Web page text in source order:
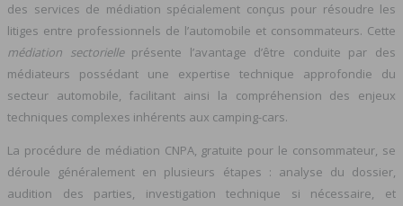
des services de médiation spécialement conçus pour résoudre les
litiges entre professionnels de l’automobile et consommateurs. Cette
médiation sectorielleprésente l’avantage d’être conduite par des
médiateurs possédant une expertise technique approfondie du
secteur automobile, facilitant ainsi la compréhension des enjeux
techniques complexes inhérents aux camping-cars.
La procédure de médiation CNPA, gratuite pour le consommateur, se
déroule généralement en plusieurs étapes : analyse du dossier,
audition des parties, investigation technique si nécessaire, et